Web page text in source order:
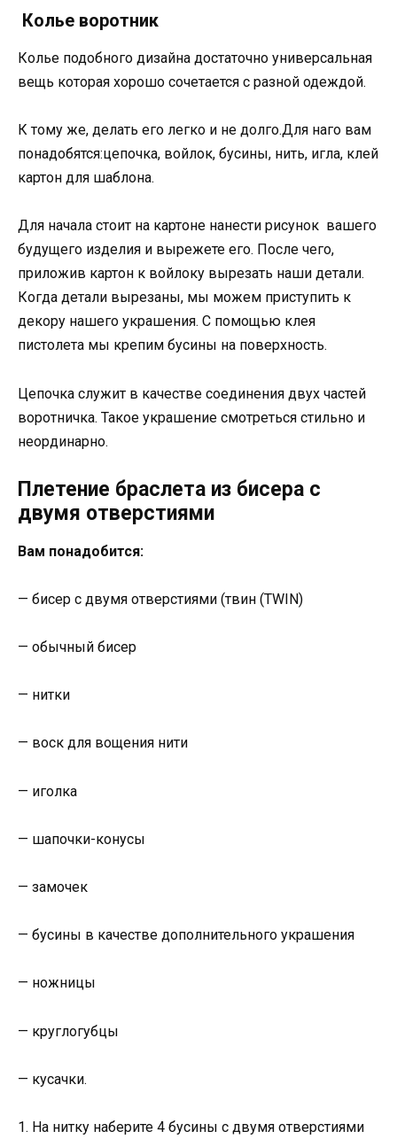
Колье воротник
Колье подобного дизайна достаточно универсальная
вещь которая хорошо сочетается с разной одеждой.
К тому же, делать его легко и не долго.Для наго вам
понадобятся:цепочка, войлок, бусины, нить, игла, клей
картон для шаблона.
Для начала стоит на картоне нанести рисунок вашего
будущего изделия и вырежете его. После чего,
приложив картон к войлоку вырезать наши детали.
Когда детали вырезаны, мы можем приступить к
декору нашего украшения. С помощью клея
пистолета мы крепим бусины на поверхность.
Цепочка служит в качестве соединения двух частей
воротничка. Такое украшение смотреться стильно и
неординарно.
Плетение браслета из бисера с
двумя отверстиями
Вам понадобится:
— бисер с двумя отверстиями (твин (TWIN)
— обычный бисер
— нитки
— воск для вощения нити
— иголка
— шапочки-конусы
— замочек
— бусины в качестве дополнительного украшения
— ножницы
— круглогубцы
— кусачки.
1. На нитку наберите 4 бусины с двумя отверстиями